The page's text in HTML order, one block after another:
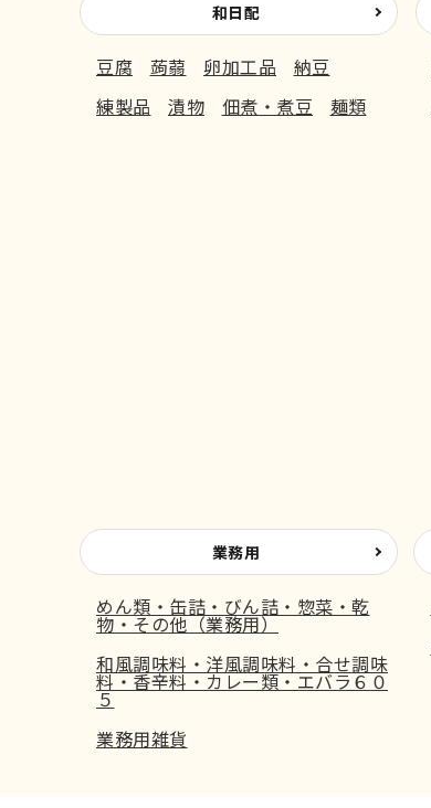
和日配
豆腐 蒟蒻 卵加工品
納豆
練製品
漬物 佃煮・煮豆 麺類
業務用
めん類・缶詰・びん詰・惣菜・乾
物・その他（業務用）
和風調味料・洋風調味料・合せ調味
料・香辛料・カレー類・エバラ６０
５
業務用雑貨